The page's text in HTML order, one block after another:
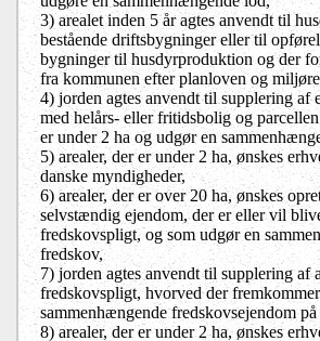
3)arealet inden 5 år agtes anvendt til
bestående driftsbygninger eller til
bygninger til husdyrproduktion og der
fra kommunen efter planloven og
4) jorden agtes anvendt til supplering af
med helårs- eller fritidsbolig og
er under 2 ha og udgør en
5) arealer, der er under 2 ha, ønskes
danske myndigheder,
6) arealer, der er over 20 ha, ønskes
selvstændig ejendom, der er eller vil
fredskovspligt, og som udgør en
fredskov,
7) jorden agtes anvendt til supplering af
fredskovspligt, hvorved der
sammenhængende fredskovsejendom
8) arealer, der er under 2 ha, ønskes